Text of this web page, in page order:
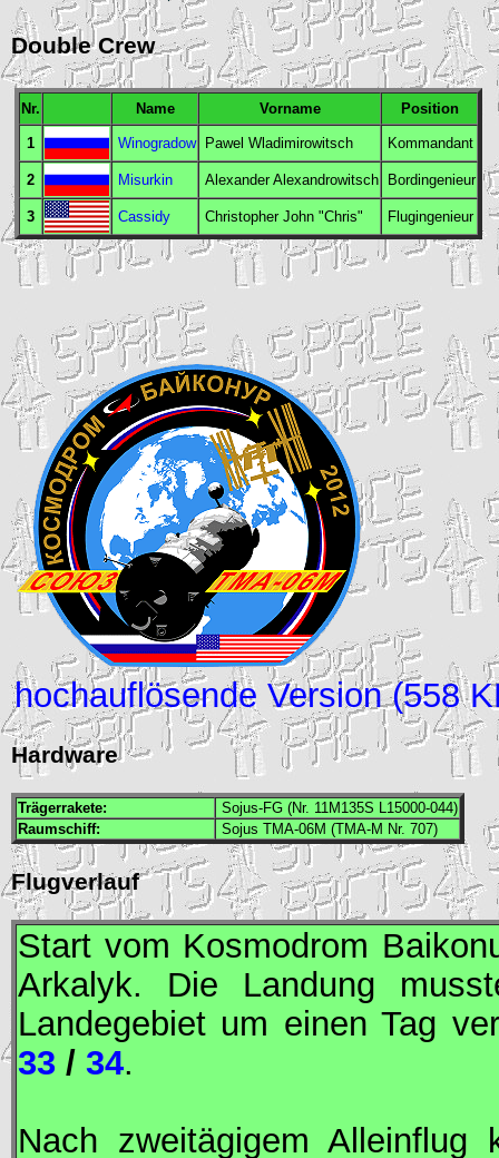
Double Crew
Nr. Name Vorname Position
1 Winogradow Pawel Wladimirowitsch Kommandant
2 Misurkin Alexander Alexandrowitsch Bordingenieur
3 Cassidy Christopher John "Chris" Flugingenieur
hochauflösende Version (558
Hardware
Trägerrakete:
Sojus-FG (Nr. 11M135S L15000-044)
Raumschiff:
Sojus TMA-06M (TMA-M Nr. 707)
Flugverlauf
Start vom Kosmodrom
Arkalyk. Die Landung
Landegebiet um einen Tag
33 / 34.
Nach zweitägigem Alleinflug